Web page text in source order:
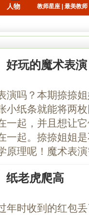
人物 教师星座 最美教师
好玩的魔术表演
演吗？本期捺捺
小纸条就能将两
一起，并且想让
一起。捺捺姐姐
原理呢！魔术表
纸老虎爬高
年时收到的红包